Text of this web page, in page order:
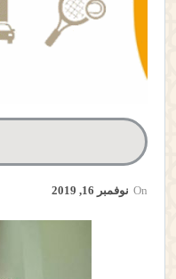
On نوفمبر 16, 2019